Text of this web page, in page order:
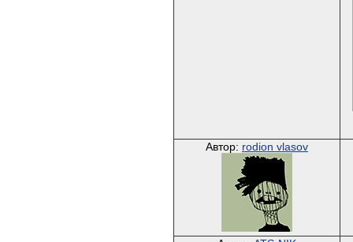
Автор: rodion vlasov